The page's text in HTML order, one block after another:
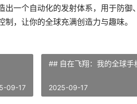
出一个自动化的发射体系，用于防御
，让你的全球充满创造力与趣味。
09-17
## 自在飞翔：我的全球手
2025-09-17